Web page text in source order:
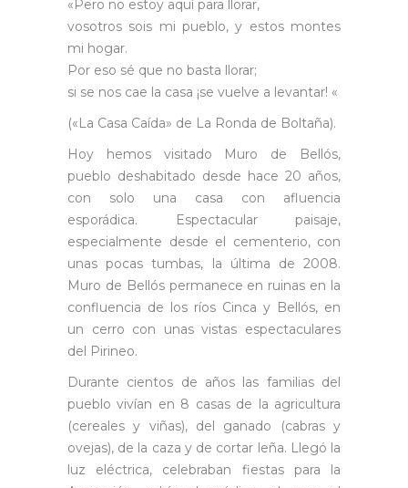
«Pero no estoy aquí para llorar,
vosotros sois mi pueblo, y estos montes
mi hogar.
Por eso sé que no basta llorar;
si se nos cae la casa ¡se vuelve a levantar! «
(«La Casa Caída» de La Ronda de Boltaña).
Hoy hemos visitado Muro de Bellós,
pueblo deshabitado desde hace 20 años,
con solo una casa con afluencia
esporádica. Espectacular paisaje,
especialmente desde el cementerio, con
unas pocas tumbas, la última de 2008.
Muro de Bellós permanece en ruinas en la
confluencia de los ríos Cinca y Bellós, en
un cerro con unas vistas espectaculares
del Pirineo.
Durante cientos de años las familias del
pueblo vivían en 8 casas de la agricultura
(cereales y viñas), del ganado (cabras y
ovejas), de la caza y de cortar leña. Llegó la
luz eléctrica, celebraban fiestas para la